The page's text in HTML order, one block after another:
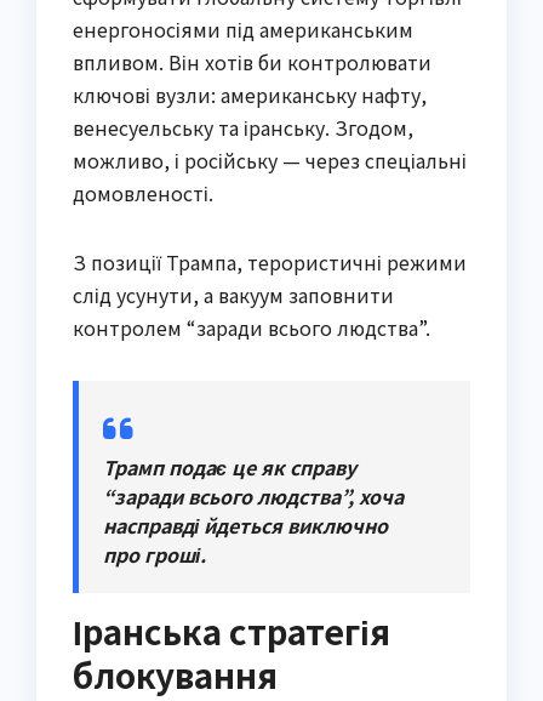
енергоносіями під американським
впливом. Він хотів би контролювати
ключові вузли: американську нафту,
венесуельську та іранську. Згодом,
можливо, і російську — через спеціальні
домовленості.
З позиції Трампа, терористичні режими
слід усунути, а вакуум заповнити
контролем “заради всього людства”.
Трамп подає це як справу
“заради всього людства”, хоча
насправді йдеться виключно
про гроші.
Іранська стратегія
блокування